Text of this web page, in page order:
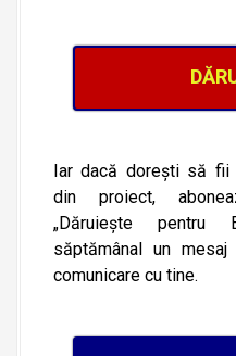
Iar dacă dorești să fii
din proiect,
„Dăruiește pentru
săptămânal un
comunicare cu tine.